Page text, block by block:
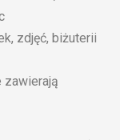
zdjęć, biżuterii
zawierają